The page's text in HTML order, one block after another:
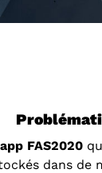
FAS2020
dans